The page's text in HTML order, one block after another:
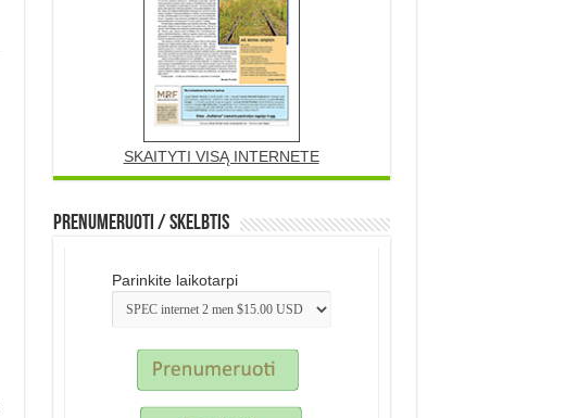
SKAITYTI VISĄ INTERNETE
Prenumeruoti / Skelbtis
Parinkite laikotarpi